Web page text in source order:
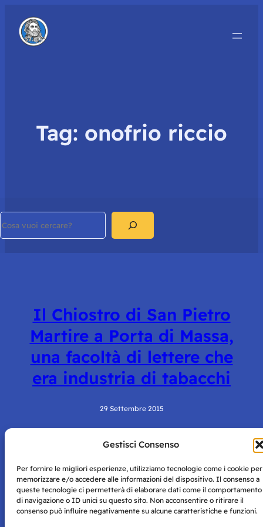
Gestisci Consenso
Per fornire le migliori esperienze, utilizziamo tecnologie come i cookie per
memorizzare e/o accedere alle informazioni del dispositivo. Il consenso a
queste tecnologie ci permetterà di elaborare dati come il comportamento
di navigazione o ID unici su questo sito. Non acconsentire o ritirare il
consenso può influire negativamente su alcune caratteristiche e funzioni.
Tag: onofrio riccio
Il Chiostro di San Pietro
Martire a Porta di Massa,
una facoltà di lettere che
era industria di tabacchi
29 Settembre 2015